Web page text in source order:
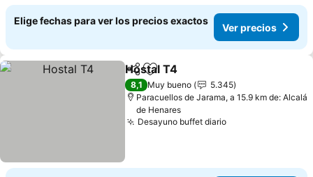
Elige fechas para ver los precios exactos
Ver precios
CompartirAgregar a favoritos
Hostal T4
8,1 Muy bueno
5.345
Paracuellos de Jarama, a 15.9 km de: Alcalá
de Henares
Desayuno buffet diario